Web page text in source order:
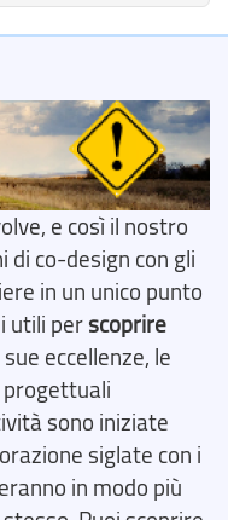
e così il nostro
di co-design con gli
in un unico punto
utili perscoprire
sue eccellenze, le
progettuali
sono iniziate
siglate con i
in modo più